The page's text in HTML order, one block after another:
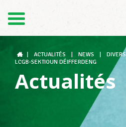
DE
Le LCGB
ACTUALITÉS NEWS DIVERS
LCGB-SEKTIOUN DÉIFFERDENG
Actualités